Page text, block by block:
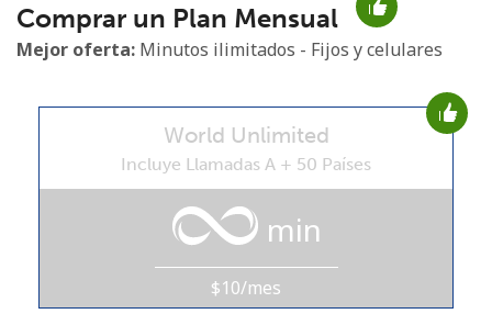
Mínimo 8 caracteres
Una letra mayúscula y una minúscula
Un número
Comprar un Plan Mensual
Mejor oferta: Minutos ilimitados - Fijos y celulares
World Unlimited
Incluye Llamadas A + 50 Países
min
$10/mes